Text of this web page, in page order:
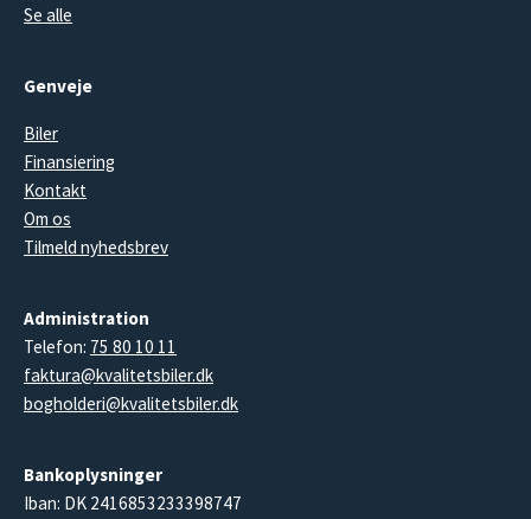
Se alle
Genveje
Biler
Finansiering
Kontakt
Om os
Tilmeld nyhedsbrev
Administration
Telefon: 75 80 10 11
faktura@kvalitetsbiler.dk
bogholderi@kvalitetsbiler.dk
Bankoplysninger
Iban: DK 2416853233398747